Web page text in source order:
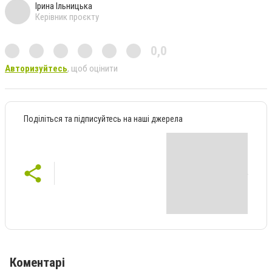
Ірина Ільницька
Керівник проєкту
0,0
Авторизуйтесь, щоб оцінити
Поділіться та підписуйтесь на наші джерела
Коментарі